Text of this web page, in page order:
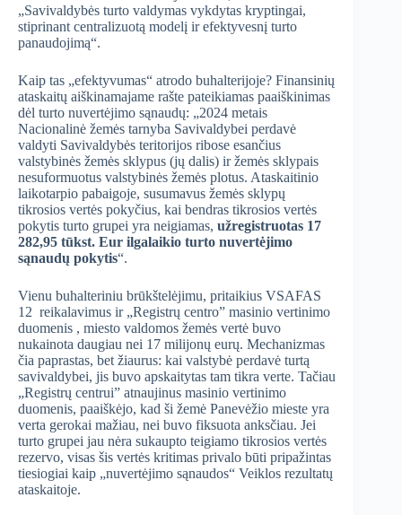
„Savivaldybės turto valdymas vykdytas kryptingai,
stiprinant centralizuotą modelį ir efektyvesnį turto
panaudojimą“.
Kaip tas „efektyvumas“ atrodo buhalterijoje? Finansinių
ataskaitų aiškinamajame rašte pateikiamas paaiškinimas
dėl turto nuvertėjimo sąnaudų: „2024 metais
Nacionalinė žemės tarnyba Savivaldybei perdavė
valdyti Savivaldybės teritorijos ribose esančius
valstybinės žemės sklypus (jų dalis) ir žemės sklypais
nesuformuotus valstybinės žemės plotus. Ataskaitinio
laikotarpio pabaigoje, susumavus žemės sklypų
tikrosios vertės pokyčius, kai bendras tikrosios vertės
pokytis turto grupei yra neigiamas, užregistruotas 17
282,95 tūkst. Eur ilgalaikio turto nuvertėjimo
sąnaudų pokytis“.
Vienu buhalteriniu brūkštelėjimu, pritaikius VSAFAS
12 reikalavimus ir „Registrų centro” masinio vertinimo
duomenis , miesto valdomos žemės vertė buvo
nukainota daugiau nei 17 milijonų eurų. Mechanizmas
čia paprastas, bet žiaurus: kai valstybė perdavė turtą
savivaldybei, jis buvo apskaitytas tam tikra verte. Tačiau
„Registrų centrui” atnaujinus masinio vertinimo
duomenis, paaiškėjo, kad ši žemė Panevėžio mieste yra
verta gerokai mažiau, nei buvo fiksuota anksčiau. Jei
turto grupei jau nėra sukaupto teigiamo tikrosios vertės
rezervo, visas šis vertės kritimas privalo būti pripažintas
tiesiogiai kaip „nuvertėjimo sąnaudos“ Veiklos rezultatų
ataskaitoje.